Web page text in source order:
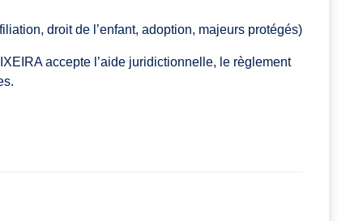
droit de l’enfant, adoption, majeurs protégés)
accepte l’aide juridictionnelle, le règlement